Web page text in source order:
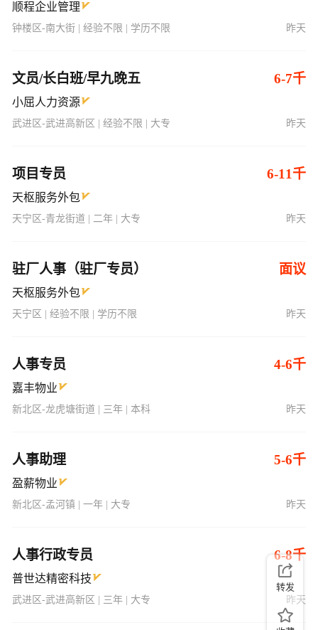
顺程企业管理
钟楼区-南大街 | 经验不限 | 学历不限 昨天
文员/长白班/早九晚五 6-7千
小屈人力资源
武进区-武进高新区 | 经验不限 | 大专 昨天
项目专员 6-11千
天枢服务外包
天宁区-青龙街道 | 二年 | 大专 昨天
驻厂人事（驻厂专员） 面议
天枢服务外包
天宁区 | 经验不限 | 学历不限 昨天
人事专员 4-6千
嘉丰物业
新北区-龙虎塘街道 | 三年 | 本科 昨天
人事助理 5-6千
盈薪物业
新北区-孟河镇 | 一年 | 大专 昨天
人事行政专员 6-8千
普世达精密科技
武进区-武进高新区 | 三年 | 大专 昨天
转发